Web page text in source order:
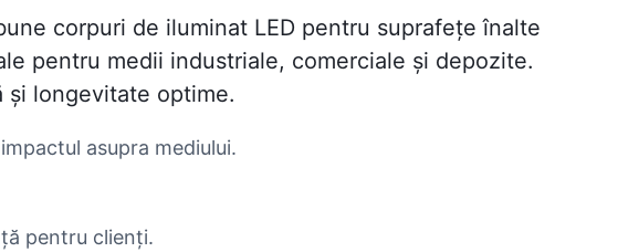
corpuri de iluminat LED pentru suprafețe înalte
pentru medii industriale, comerciale și depozite.
longevitate optime.
asupra mediului.
pentru clienți.